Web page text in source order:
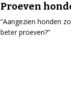
Proeven
“Aangezien honden
beter proeven?”